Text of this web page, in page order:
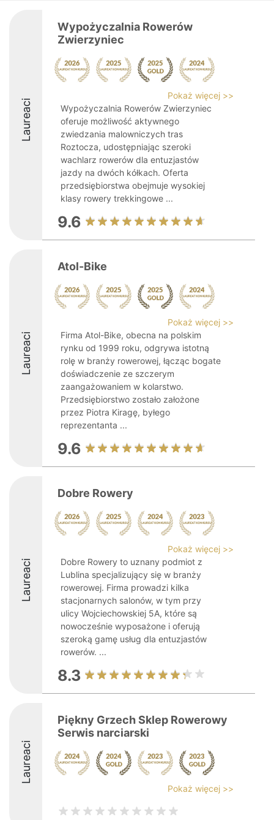
Laureaci
Wypożyczalnia Rowerów
Zwierzyniec
Pokaż więcej >>
Wypożyczalnia Rowerów Zwierzyniec
oferuje możliwość aktywnego
zwiedzania malowniczych tras
Roztocza, udostępniając szeroki
wachlarz rowerów dla entuzjastów
jazdy na dwóch kółkach. Oferta
przedsiębiorstwa obejmuje wysokiej
klasy rowery trekkingowe ...
9.6
Laureaci
Atol-Bike
Pokaż więcej >>
Firma Atol-Bike, obecna na polskim
rynku od 1999 roku, odgrywa istotną
rolę w branży rowerowej, łącząc bogate
doświadczenie ze szczerym
zaangażowaniem w kolarstwo.
Przedsiębiorstwo zostało założone
przez Piotra Kiragę, byłego
reprezentanta ...
9.6
Laureaci
Dobre Rowery
Pokaż więcej >>
Dobre Rowery to uznany podmiot z
Lublina specjalizujący się w branży
rowerowej. Firma prowadzi kilka
stacjonarnych salonów, w tym przy
ulicy Wojciechowskiej 5A, które są
nowocześnie wyposażone i oferują
szeroką gamę usług dla entuzjastów
rowerów. ...
8.3
Laureaci
Piękny Grzech Sklep Rowerowy
Serwis narciarski
Pokaż więcej >>